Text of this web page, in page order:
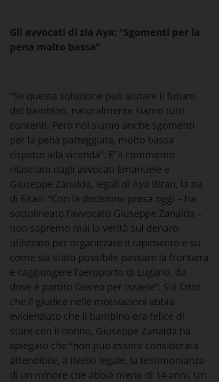
Gli avvocati di zia Aya: “Sgomenti per la
pena molto bassa”
“Se questa soluzione può aiutare il futuro
del bambino, naturalmente siamo tutti
contenti. Però noi siamo anche sgomenti
per la pena patteggiata, molto bassa
rispetto alla vicenda”. E’ il commento
rilasciato dagli avvocati Emanuele e
Giuseppe Zanalda, legali di Aya Biran, la zia
di Eitan. “Con la decisione presa oggi – ha
sottolineato l’avvocato Giuseppe Zanalda –
non sapremo mai la verità sul denaro
utilizzato per organizzare il rapimento e su
come sia stato possibile passare la frontiera
e raggiungere l’aeroporto di Lugano, da
dove è partito l’aereo per Israele”. Sul fatto
che il giudice nelle motivazioni abbia
evidenziato che il bambino era felice di
stare con il nonno, Giuseppe Zanalda ha
spiegato che “non può essere considerata
attendibile, a livello legale, la testimonianza
di un minore che abbia meno di 14 anni. Un